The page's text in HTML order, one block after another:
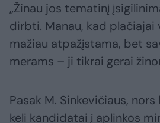
„Žinau jos tematinį
dirbti. Manau, kad plačiajai
mažiau atpažįstama, bet
merams – ji tikrai gerai
Pasak M. Sinkevičiaus,
keli kandidatai į aplinkos